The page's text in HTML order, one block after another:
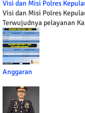
Visi dan Misi Polres
Visi dan Misi Polres
Terwujudnya pelayanan
Anggaran